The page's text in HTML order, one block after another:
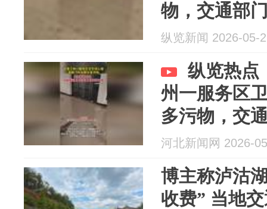
物，交通部
过去清理，
纵览新闻 2026-05-
纵览热点
州一服务区
多污物，交
单位过去清
河北新闻网 2026-
博主称泸沽
收费” 当地